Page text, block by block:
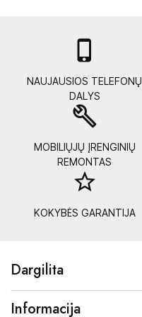

NAUJAUSIOS TELEFONŲ
DALYS
build
MOBILIŲJŲ ĮRENGINIŲ
REMONTAS
star_border
KOKYBĖS GARANTIJA
Dargilita
Informacija